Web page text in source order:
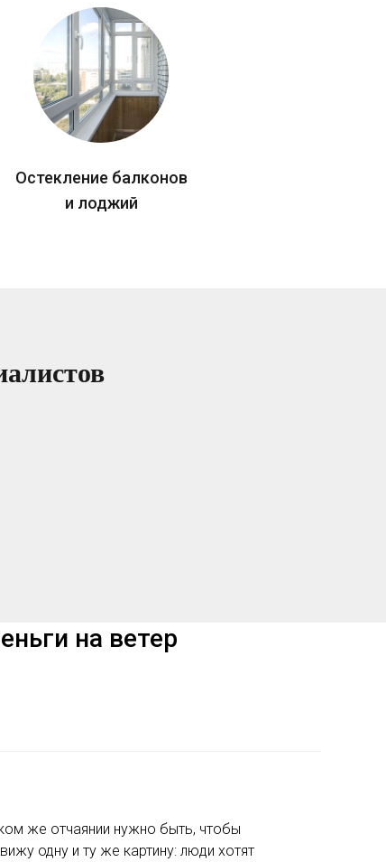
Остекление балконов
и лоджий
на ветер
же отчаянии нужно быть, чтобы
одну и ту же картину: люди хотят